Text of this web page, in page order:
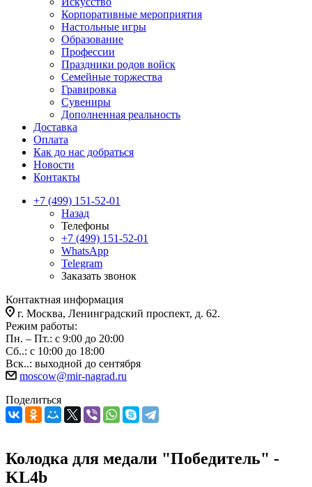
Корпоративные мероприятия
Настольные игры
Образование
Профессии
Праздники родов войск
Семейные торжества
Гравировка
Сувениры
Дополненная реальность
Доставка
Оплата
Как до нас добраться
Новости
Контакты
+7 (499) 151-52-01
Назад
Телефоны
+7 (499) 151-52-01
WhatsApp
Telegram
Заказать звонок
Контактная информация
г. Москва, Ленинградский проспект, д. 62.
Режим работы:
Пн. – Пт.: с 9:00 до 20:00
Сб..: с 10:00 до 18:00
Вск..: выходной до сентября
moscow@mir-nagrad.ru
Поделиться
Колодка для медали "Победитель" -
KL4b